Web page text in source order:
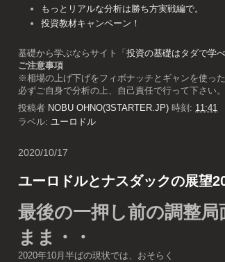
もっとリアルな分析は勝ち方実戦編で。
投資教材キャンペーン！
基礎から学ぶならサイト「 投資の基礎はタダで学べ
ご注意事項
※相場の上げ下げをフィボナッチとギャンを使っ
必ずご自身で分析の上、自己責任で行って下さい。
投稿者 NOBU OHNO(3STARTER.JP) 時刻: 11:41
ラベル: ユーロドル
2020/10/17
ユーロドルとナスダックの展望
最後の一押し前の調整
まま・・
2020年10月半ばの現状では、おそらく